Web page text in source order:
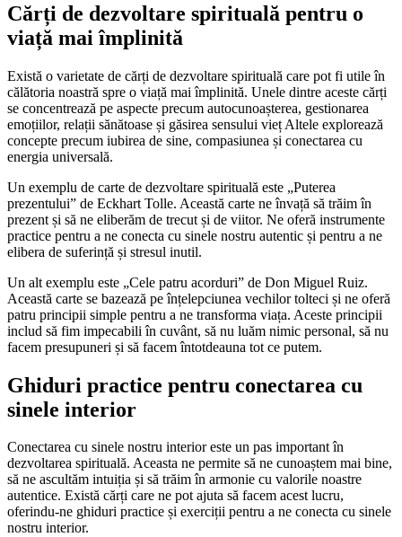
Cărți de dezvoltare spirituală pentru o
viață mai împlinită
Există o varietate de cărți de dezvoltare spirituală care pot fi utile în
călătoria noastră spre o viață mai împlinită. Unele dintre aceste cărți
se concentrează pe aspecte precum autocunoașterea, gestionarea
emoțiilor, relații sănătoase și găsirea sensului vieț Altele explorează
concepte precum iubirea de sine, compasiunea și conectarea cu
energia universală.
Un exemplu de carte de dezvoltare spirituală este „Puterea
prezentului” de Eckhart Tolle. Această carte ne învață să trăim în
prezent și să ne eliberăm de trecut și de viitor. Ne oferă instrumente
practice pentru a ne conecta cu sinele nostru autentic și pentru a ne
elibera de suferință și stresul inutil.
Un alt exemplu este „Cele patru acorduri” de Don Miguel Ruiz.
Această carte se bazează pe înțelepciunea vechilor tolteci și ne oferă
patru principii simple pentru a ne transforma viața. Aceste principii
includ să fim impecabili în cuvânt, să nu luăm nimic personal, să nu
facem presupuneri și să facem întotdeauna tot ce putem.
Ghiduri practice pentru conectarea cu
sinele interior
Conectarea cu sinele nostru interior este un pas important în
dezvoltarea spirituală. Aceasta ne permite să ne cunoaștem mai bine,
să ne ascultăm intuiția și să trăim în armonie cu valorile noastre
autentice. Există cărți care ne pot ajuta să facem acest lucru,
oferindu-ne ghiduri practice și exerciții pentru a ne conecta cu sinele
nostru interior.